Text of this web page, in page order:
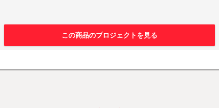
この商品のプロジェクトを見る